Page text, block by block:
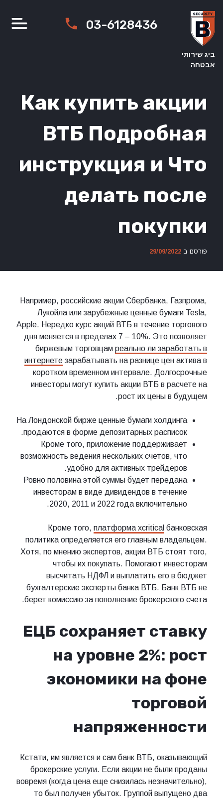
content
ביג שירותי
אבטחה
03-6128436
Как купить акции
ВТБ Подробная
инструкция и Что
делать после
покупки
פורסם ב 29/09/2022
Например, российские акции Сбербанка, Газпрома,
Лукойла или зарубежные ценные бумаги Tesla,
Apple. Нередко курс акций ВТБ в течение торгового
дня меняется в пределах 7 – 10%. Это позволяет
биржевым торговцам реально ли заработать в
интернете зарабатывать на разнице цен актива в
коротком временном интервале. Долгосрочные
инвесторы могут купить акции ВТБ в расчете на
рост их цены в будущем.
На Лондонской бирже ценные бумаги холдинга
продаются в форме депозитарных расписок.
Кроме того, приложение поддерживает
возможность ведения нескольких счетов, что
удобно для активных трейдеров.
Ровно половина этой суммы будет передана
инвесторам в виде дивидендов в течение
2020, 2011 и 2022 года включительно.
Кроме того, платформа xcritical банковская
политика определяется его главным владельцем.
Хотя, по мнению экспертов, акции ВТБ стоят того,
чтобы их покупать. Помогают инвесторам
высчитать НДФЛ и выплатить его в бюджет
бухгалтерские эксперты банка ВТБ. Банк ВТБ не
берет комиссию за пополнение брокерского счета.
ЕЦБ сохраняет ставку
на уровне 2%: рост
экономики на фоне
торговой
напряженности
Кстати, им является и сам банк ВТБ, оказывающий
брокерские услуги. Если акции не были проданы
вовремя (когда цена еще снизилась незначительно),
то был получен убыток. Группой выпущено два